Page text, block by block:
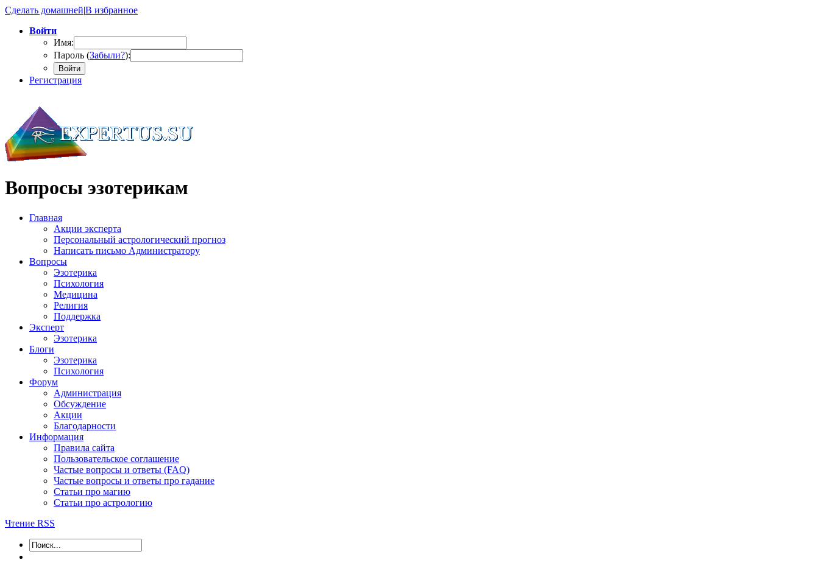
Сделать домашней|В избранное
Войти
Имя:
Пароль (Забыли?):
Войти
Регистрация
Вопросы эзотерикам
Главная
Акции эксперта
Персональный астрологический прогноз
Написать письмо Администратору
Вопросы
Эзотерика
Психология
Медицина
Религия
Поддержка
Эксперт
Эзотерика
Блоги
Эзотерика
Психология
Форум
Администрация
Обсуждение
Акции
Благодарности
Информация
Правила сайта
Пользовательское соглашение
Частые вопросы и ответы (FAQ)
Частые вопросы и ответы про гадание
Статьи про магию
Статьи про астрологию
Чтение RSS